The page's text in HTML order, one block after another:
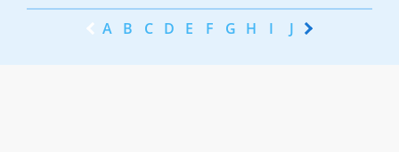
A B C D E F G H I J K